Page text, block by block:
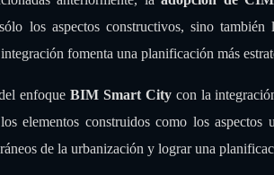
anteriormente, laadopción de CIM
los aspectos constructivos, sino también
enfoqueBIM Smart Citycon la
elementos construidos como los aspectos